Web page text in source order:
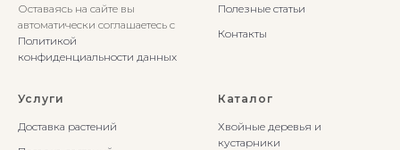
Оставаясь на сайте вы
автоматически соглашаетесь с
Политикой
конфиденциальности данных
Полезные статьи
Контакты
Услуги
Доставка растений
Каталог
Хвойные деревья и
кустарники